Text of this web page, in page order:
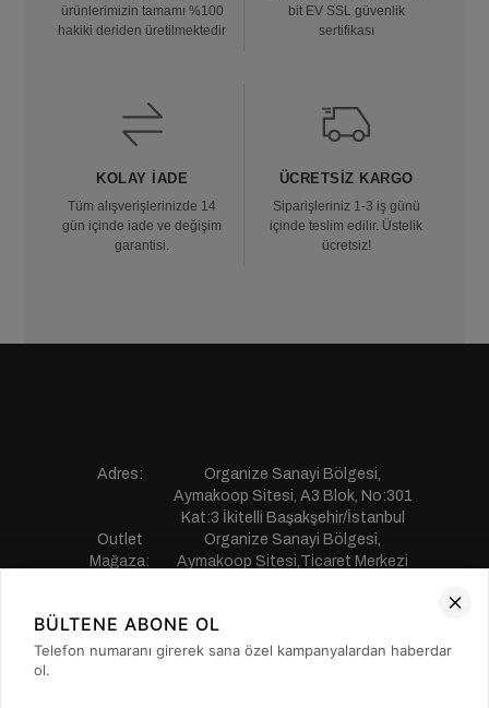
ürünlerimizin tamamı %100
hakiki deriden üretilmektedir
bit EV SSL güvenlik
sertifikası
KOLAY İADE
Tüm alışverişlerinizde 14
gün içinde iade ve değişim
garantisi.
ÜCRETSIZ KARGO
Siparişleriniz 1-3 iş günü
içinde teslim edilir. Üstelik
ücretsiz!
Adres:
Organize Sanayi Bölgesi,
Aymakoop Sitesi, A3 Blok, No:301
Kat:3 İkitelli Başakşehir/İstanbul
Outlet
Mağaza:
Organize Sanayi Bölgesi,
Aymakoop Sitesi,Ticaret Merkezi
Telefon:
0850 441 55 77
E-mail:
musterihizmetleri@saillakers.com.tr
BÜLTENE ABONE OL
Telefon numaranı girerek sana özel kampanyalardan haberdar
ol.